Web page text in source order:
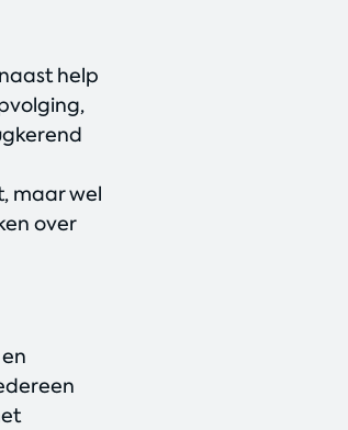
help
maar wel
over